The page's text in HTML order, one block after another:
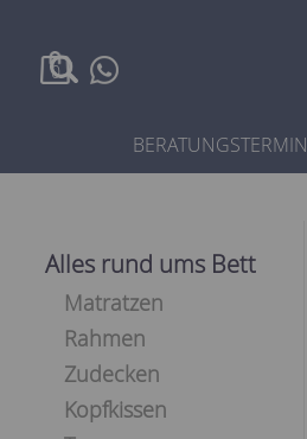
0
BERATUNGSTERMIN
Alles rund ums Bett
Matratzen
Rahmen
Zudecken
Kopfkissen